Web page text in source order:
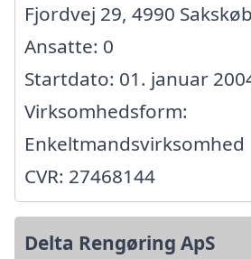
Fjordvej 29, 4990
Ansatte: 0
Startdato: 01. januar
Virksomhedsform:
Enkeltmandsvirksomhed
CVR: 27468144
Delta Rengøring ApS